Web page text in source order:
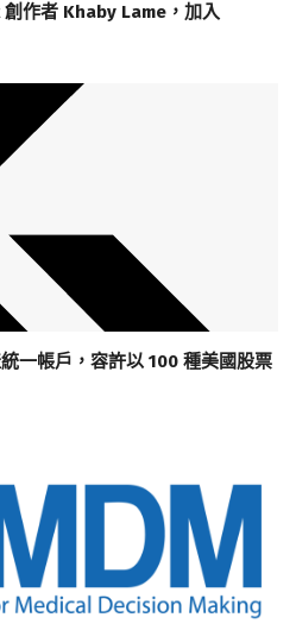
作者 Khaby Lame，加入
一帳戶，容許以 100 種美國股票